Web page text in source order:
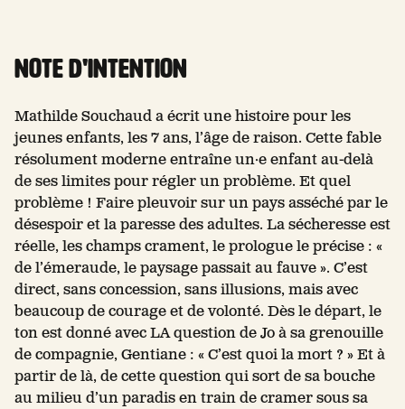
NOTE D'INTENTION
Mathilde Souchaud a écrit une histoire pour les
jeunes enfants, les 7 ans, l’âge de raison. Cette fable
résolument moderne entraîne un·e enfant au-delà
de ses limites pour régler un problème. Et quel
problème ! Faire pleuvoir sur un pays asséché par le
désespoir et la paresse des adultes. La sécheresse est
réelle, les champs crament, le prologue le précise : «
de l’émeraude, le paysage passait au fauve ». C’est
direct, sans concession, sans illusions, mais avec
beaucoup de courage et de volonté. Dès le départ, le
ton est donné avec LA question de Jo à sa grenouille
de compagnie, Gentiane : « C’est quoi la mort ? » Et à
partir de là, de cette question qui sort de sa bouche
au milieu d’un paradis en train de cramer sous sa